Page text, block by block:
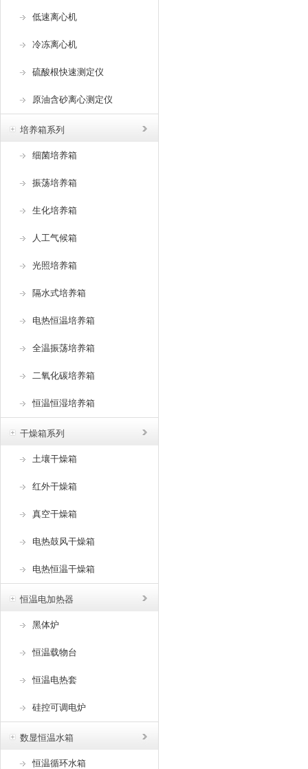
低速离心机
冷冻离心机
硫酸根快速测定仪
原油含砂离心测定仪
培养箱系列
细菌培养箱
振荡培养箱
生化培养箱
人工气候箱
光照培养箱
隔水式培养箱
电热恒温培养箱
全温振荡培养箱
二氧化碳培养箱
恒温恒湿培养箱
干燥箱系列
土壤干燥箱
红外干燥箱
真空干燥箱
电热鼓风干燥箱
电热恒温干燥箱
恒温电加热器
黑体炉
恒温载物台
恒温电热套
硅控可调电炉
数显恒温水箱
恒温循环水箱